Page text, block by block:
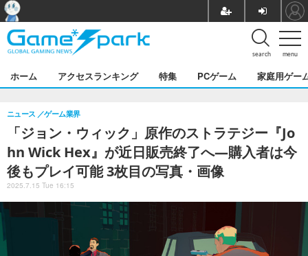
menu
search
ホーム アクセスランキング 特集 PCゲーム 家庭用ゲー
「ジョン・ウィック」原作のストラテジー『Jo
hn Wick Hex』が近日販売終了へ―購入者は今
後もプレイ可能 3枚目の写真・画像
ニュース ゲーム業界
2025.7.15 Tue 16:15